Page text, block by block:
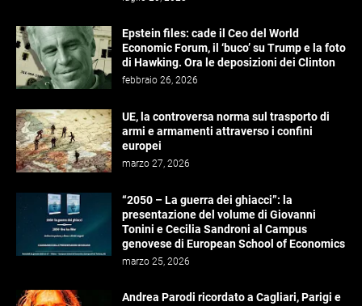
Epstein files: cade il Ceo del World
Economic Forum, il ‘buco’ su Trump e la foto
di Hawking. Ora le deposizioni dei Clinton
febbraio 26, 2026
UE, la controversa norma sul trasporto di
armi e armamenti attraverso i confini
europei
marzo 27, 2026
“2050 – La guerra dei ghiacci”: la
presentazione del volume di Giovanni
Tonini e Cecilia Sandroni al Campus
genovese di European School of Economics
marzo 25, 2026
Andrea Parodi ricordato a Cagliari, Parigi e